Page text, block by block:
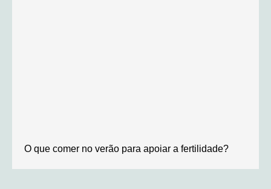
O que comer no verão para apoiar a fertilidade?